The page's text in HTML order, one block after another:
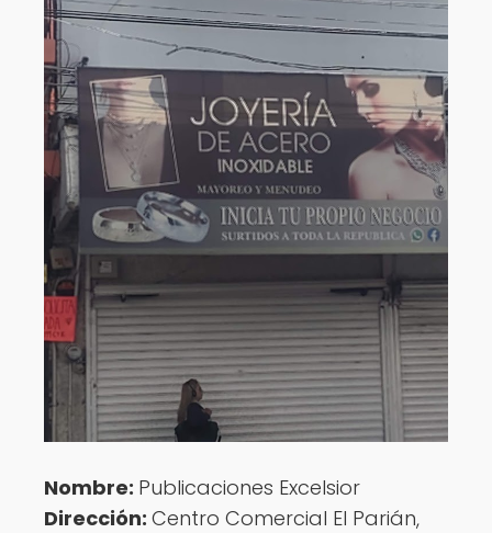
Nombre: Publicaciones Excelsior
Dirección: Centro Comercial El Parián,